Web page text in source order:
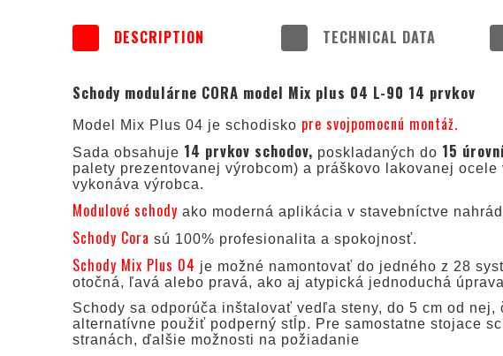
DESCRIPTION TECHNICAL DATA
Schody modulárne CORA model Mix plus 04 L-90 14 prvkov
Model Mix Plus 04 je schodisko pre svojpomocnú montáž.
Sada obsahuje 14 prvkov schodov, poskladaných do 15
palety prezentovanej výrobcom) a práškovo lakovanej
vykonáva výrobca.
Modulové schody ako moderná aplikácia v stavebníctve
Schody Cora sú 100% profesionalita a spokojnosť.
Schody Mix Plus 04 je možné namontovať do jedného z 28
otočná, ľavá alebo pravá, ako aj atypická jednoduchá
Schody sa odporúča inštalovať vedľa steny, do 5 cm od
alternatívne použiť podperný stĺp. Pre samostatne stojace
stranách, ďalšie možnosti na požiadanie